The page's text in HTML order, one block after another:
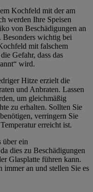
Kochfeld mit der am
werden Ihre Speisen
von Beschädigungen an
Besonders wichtig bei
mit falschem
Gefahr, dass das
wird.
Hitze erzielt die
und Anbraten. Lassen
um gleichmäßig
zu erhalten. Sollten Sie
verringern Sie
erreicht ist.
über ein
dies zu Beschädigungen
Glasplatte führen kann.
immer an und stellen Sie es